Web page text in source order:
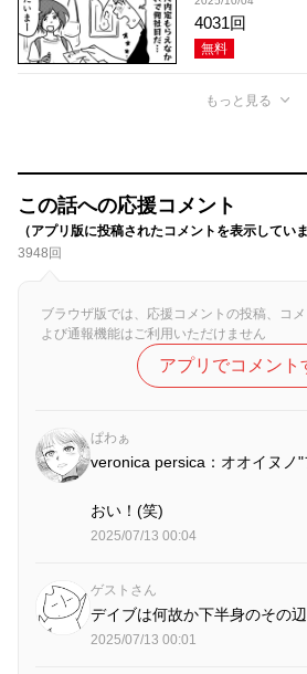
4031回
無料
もっと見る
この話への応援コメント
（アプリ版に投稿されたコメントを表示していま
3948回
ブラウザ版では、応援コメントの投稿、コ
よび通報機能はご利用いただけません
アプリでコメント
ぱわぁ
veronica persica：オオイヌノ"
おい！(笑)
2025/07/13 00:04
ゲストさん
デイブは何故か下半身のその
2025/07/13 00:01